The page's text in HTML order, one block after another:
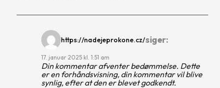
https://nadejeprokone.cz/siger:
17. januar 2025 kl. 1:51 am
Din kommentar afventer bedømmelse. Dette
er en forhåndsvisning, din kommentar vil blive
synlig, efter at den er blevet godkendt.